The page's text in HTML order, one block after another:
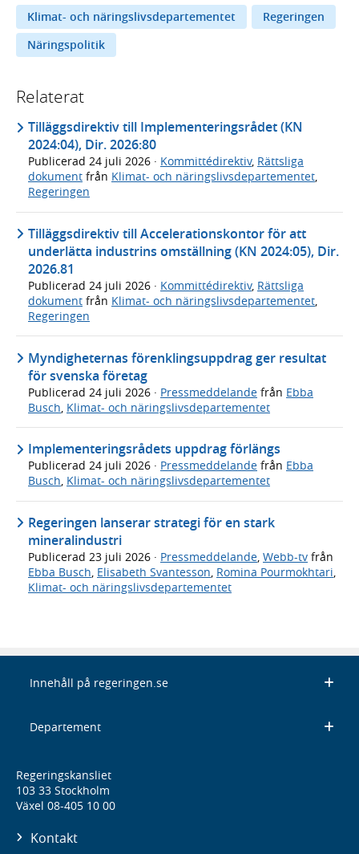
Klimat- och näringslivsdepartementet
Regeringen
Näringspolitik
Relaterat
Tilläggsdirektiv till Implementeringsrådet (KN
2024:04), Dir. 2026:80
Publicerad 24 juli 2026 · Kommittédirektiv, Rättsliga
dokument från Klimat- och näringslivsdepartementet,
Regeringen
Tilläggsdirektiv till Accelerationskontor för att
underlätta industrins omställning (KN 2024:05), Dir.
2026.81
Publicerad 24 juli 2026 · Kommittédirektiv, Rättsliga
dokument från Klimat- och näringslivsdepartementet,
Regeringen
Myndigheternas förenklingsuppdrag ger resultat
för svenska företag
Publicerad 24 juli 2026 · Pressmeddelande från Ebba
Busch Klimat- och näringslivsdepartementet
Implementeringsrådets uppdrag förlängs
Publicerad 24 juli 2026 · Pressmeddelande från Ebba
Busch, Klimat- och näringslivsdepartementet
Regeringen lanserar strategi för en stark
mineralindustri
Publicerad 23 juli 2026 · Pressmeddelande, Webb-tv från
Ebba Busch, Elisabeth Svantesson, Romina Pourmokhtari,
Klimat- och näringslivsdepartementet
Innehåll på regeringen.se
Departement
Regeringskansliet
103 33 Stockholm
Växel 08-405 10 00
Kontakt